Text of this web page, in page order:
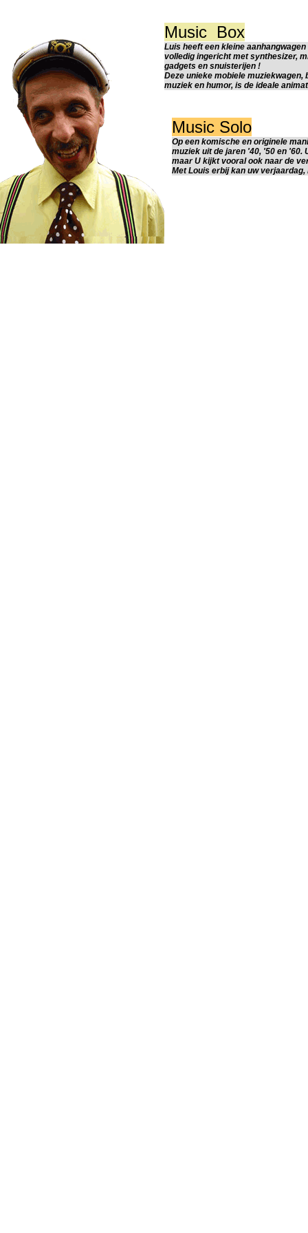
Music Box
Luis heeft een kleine
volledig ingericht met synthesizer,
gadgets en snuisterijen !
Deze unieke mobiele muziekwagen,
muziek en humor, is de ideale
Music Solo
Op een komische en originele
muziek uit de jaren '40, '50 en '60.
maar U kijkt vooral ook naar de
Met Louis erbij kan uw